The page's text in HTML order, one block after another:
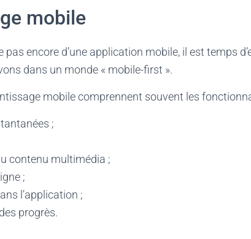
mobile
encore d’une application mobile, il est temps
dans un monde « mobile-first ».
mobile comprennent souvent les
;
contenu multimédia ;
;
l’application ;
progrès.